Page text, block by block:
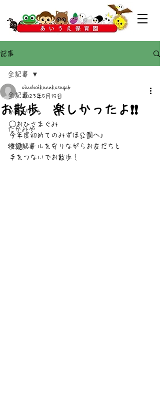
記事
全記事
かすがばる
たかみや
特集記事
全記事
お散歩 楽しかったよ❗❗
aiuehoikuenkasugab
2023年5月15日
◯おひさまぐみ
今年度初めてのみずほ公園へ♪
交通ルールを守りながらお友だちと
手をつないでお散歩！